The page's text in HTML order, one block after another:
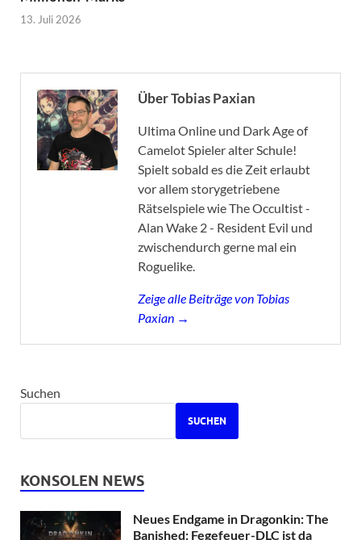
13. Juli 2026
Über Tobias Paxian
Ultima Online und Dark Age of
Camelot Spieler alter Schule!
Spielt sobald es die Zeit erlaubt
vor allem storygetriebene
Rätselspiele wie The Occultist -
Alan Wake 2 - Resident Evil und
zwischendurch gerne mal ein
Roguelike.
Zeige alle Beiträge von Tobias
Paxian →
Suchen
SUCHEN
KONSOLEN NEWS
Neues Endgame in Dragonkin: The
Banished: Fegefeuer-DLC ist da